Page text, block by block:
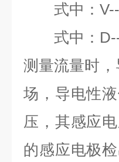
式中：
式中：
测量流量时
场，导电性
压，其感应
的感应电极